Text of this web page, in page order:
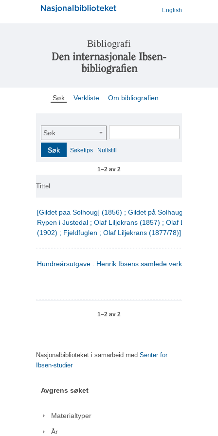
English
Bibliografi
Den internasjonale Ibsen-
bibliografien
Søk Verkliste Om bibliografien
Søk
Søk Søketips Nullstill
1–2 av 2
Tittel
[Gildet paa Solhoug] (1856) ; Gildet på Solhaug (1883) ;
Rypen i Justedal ; Olaf Liljekrans (1857) ; Olaf Liljekrans
(1902) ; Fjeldfuglen ; Olaf Liljekrans (1877/78)]
Hundreårsutgave : Henrik Ibsens samlede verker. 3
1–2 av 2
Nasjonalbiblioteket i samarbeid med Senter for
Ibsen-studier
Avgrens søket
Materialtyper
År